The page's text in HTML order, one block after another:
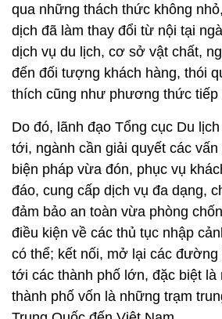
qua những thách thức không
dịch đã làm thay đổi từ nội tại
dịch vụ du lịch, cơ sở vật chất,
đến đối tượng khách hàng, thói
thích cũng như phương thức tiếp
Do đó, lãnh đạo Tổng cục Du
tới, ngành cần giải quyết các
biện pháp vừa đón, phục vụ
đáo, cung cấp dịch vụ đa dạng,
đảm bảo an toàn vừa phòng
điều kiện về các thủ tục nhập
có thể; kết nối, mở lại các
tới các thành phố lớn, đặc biệt là
thành phố vốn là những trạm